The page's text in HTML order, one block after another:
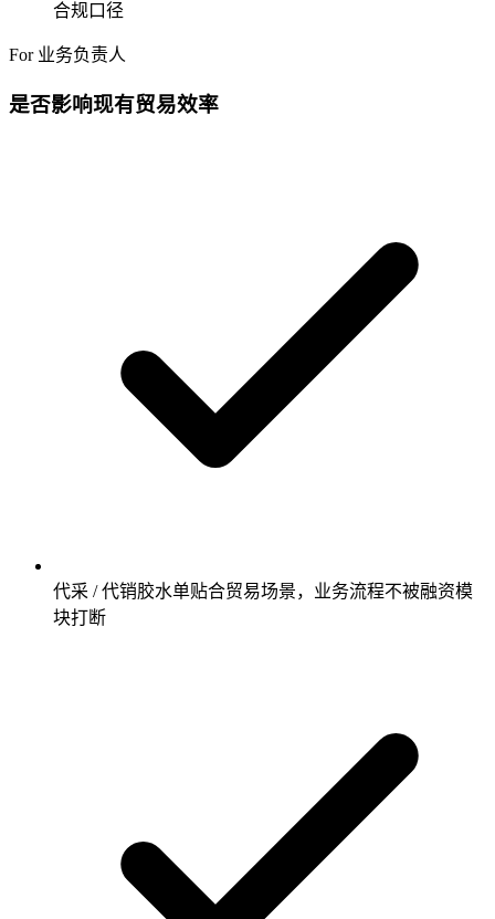
合规口径
For 业务负责人
是否影响现有贸易效率
代采 / 代销胶水单贴合贸易场景，业务流程不被融资模
块打断